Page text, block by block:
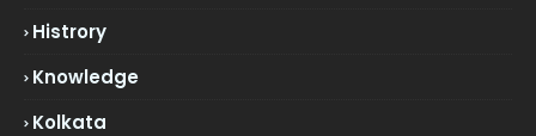
Histrory
Knowledge
Kolkata